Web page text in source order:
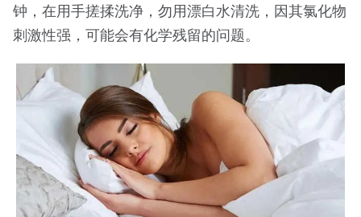
钟，在用手搓揉洗净，勿用漂白水清洗，因其氯化物
刺激性强，可能会有化学残留的问题。